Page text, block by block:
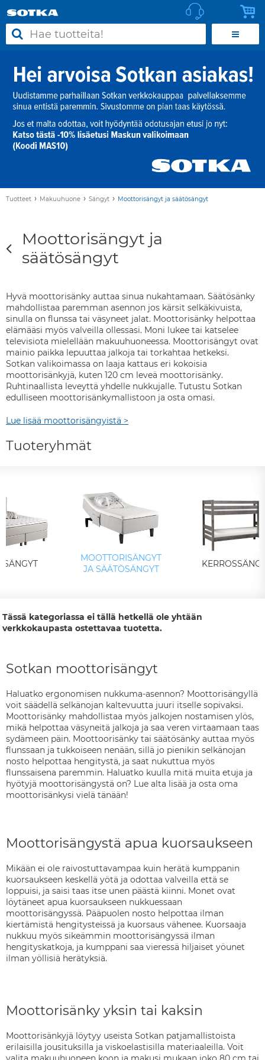
Tuotteet › Makuuhuone › Sängyt › Moottorisängyt ja säätösängyt
Moottorisängyt ja
säätösängyt
Hyvä moottorisänky auttaa sinua nukahtamaan. Säätösänky
mahdollistaa paremman asennon jos kärsit selkäkivuista,
sinulla on flunssa tai väsyneet jalat. Moottorisänky helpottaa
elämääsi myös valveilla ollessasi. Moni lukee tai katselee
televisiota mielellään makuuhuoneessa. Moottorisängyt ovat
mainio paikka lepuuttaa jalkoja tai torkahtaa hetkeksi.
Sotkan valikoimassa on laaja kattaus eri kokoisia
moottorisänkyjä, kuten 120 cm leveä moottorisänky.
Ruhtinaallista leveyttä yhdelle nukkujalle. Tutustu Sotkan
edulliseen moottorisänkymallistoon ja osta omasi.
Lue lisää moottorisängyistä >
Tuoteryhmät
MOOTTORISÄNGYT
JA SÄÄTÖSÄNGYT
Tässä kategoriassa ei tällä hetkellä ole yhtään
verkkokaupasta ostettavaa tuotetta.
Sotkan moottorisängyt
Haluatko ergonomisen nukkuma-asennon? Moottorisängyllä
voit säädellä selkänojan kaltevuutta juuri itselle sopivaksi.
Moottorisänky mahdollistaa myös jalkojen nostamisen ylös,
mikä helpottaa väsyneitä jalkoja ja saa veren virtaamaan taas
sydämeen päin. Moottoorisänky tai säätösänky auttaa myös
flunssaan ja tukkoiseen nenään, sillä jo pienikin selkänojan
nosto helpottaa hengitystä, ja saat nukuttua myös
flunssaisena paremmin. Haluatko kuulla mitä muita etuja ja
hyötyjä moottorisängystä on? Lue alta lisää ja osta oma
moottorisänkysi vielä tänään!
Moottorisängystä apua kuorsaukseen
Mikään ei ole raivostuttavampaa kuin herätä kumppanin
kuorsaukseen keskellä yötä ja odottaa valveilla että se
loppuisi, ja saisi taas itse unen päästä kiinni. Monet ovat
löytäneet apua kuorsaukseen nukkuessaan
moottorisängyssä. Pääpuolen nosto helpottaa ilman
kiertämistä hengitysteissä ja kuorsaus vähenee. Kuorsaaja
nukkuu myös sikeämmin moottorisängyssä ilman
hengityskatkoja, ja kumppani saa vieressä hiljaiset yöunet
ilman yöllisiä herätyksiä.
Moottorisänky yksin tai kaksin
Moottorisänkyjä löytyy useista Sotkan patjamallistoista
erilaisilla jousituksilla ja viskoelastisilla materiaaleilla. Voit